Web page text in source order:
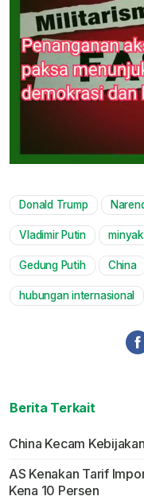
Donald Trump
Vladimir Putin
Gedung Putih China
hubungan internasional
Berita Terkait
China Kecam
AS Kenakan Tarif
Kena 10 Persen